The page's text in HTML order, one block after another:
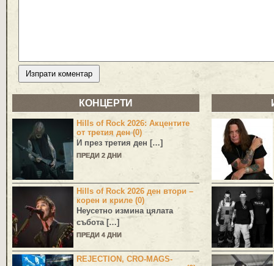
КОНЦЕРТИ
Hills of Rock 2026: Акцентите
от третия ден (0)
И през третия ден […]
ПРЕДИ 2 ДНИ
Hills of Rock 2026 ден втори –
корен и криле (0)
Неусетно измина цялата
събота […]
ПРЕДИ 4 ДНИ
REJECTION, CRO-MAGS-